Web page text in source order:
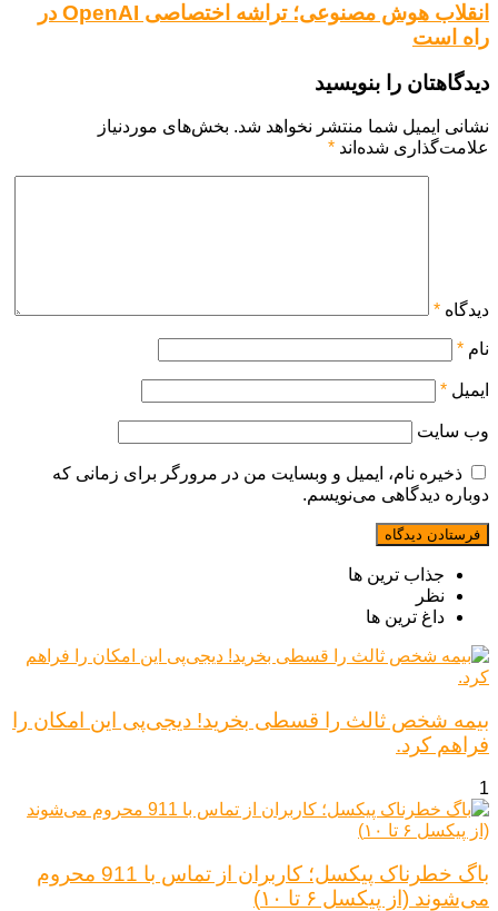
انقلاب هوش مصنوعی؛ تراشه اختصاصی OpenAI در
راه است
دیدگاهتان را بنویسید
نشانی ایمیل شما منتشر نخواهد شد. بخش‌های موردنیاز
علامت‌گذاری شده‌اند *
دیدگاه *
نام *
ایمیل *
وب‌ سایت
ذخیره نام، ایمیل و وبسایت من در مرورگر برای زمانی که
دوباره دیدگاهی می‌نویسم.
جذاب ترین ها
نظر
داغ ترین ها
بیمه شخص ثالث را قسطی بخرید! دیجی‌پی این امکان را
فراهم کرد.
1
باگ خطرناک پیکسل؛ کاربران از تماس با 911 محروم
می‌شوند (از پیکسل ۶ تا ۱۰)